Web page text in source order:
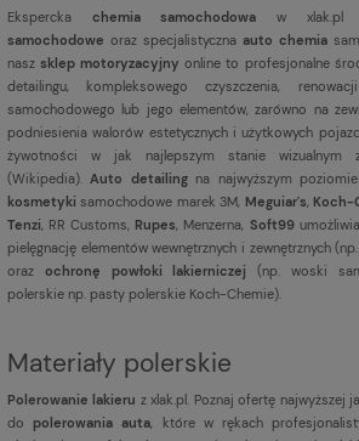
Ekspercka chemia samochodowa w xlak.pl
samochodowe oraz specjalistyczna auto chemia
naszsklep motoryzacyjny online to profesjonalne
detailingu, kompleksowego czyszczenia,
samochodowego lub jego elementów, zarówno na
podniesienia walorów estetycznych i użytkowych
żywotności w jak najlepszym stanie wizualnym
(Wikipedia).Auto detailingna najwyższym
kosmetykisamochodowe marek 3M, Meguiar's, Koch-
Tenzi, RR Customs, Rupes, Menzerna, Soft99
pielęgnację elementów wewnętrznych i zewnętrznych
oraz ochronę powłoki lakierniczej (np. woski
polerskie np. pasty polerskie Koch-Chemie).
Materiały polerskie
Polerowanie lakieru z xlak.pl. Poznaj ofertę najwyższej
dopolerowania auta, które w rękach